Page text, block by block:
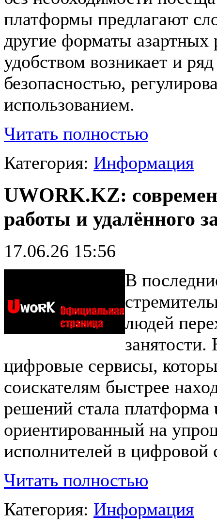
платформы предлагают
другие форматы азартных
удобством возникает и
безопасностью,
использованием.
Читать полностью
Категория: Информация
UWORK.KZ:
работы и удалённого
17.06.26 15:56
В
людей
занятости.
цифровые сервисы,
соискателям быстрее
решений стала платформа
ориентированный на
исполнителей в цифровой
Читать полностью
Категория: Информация